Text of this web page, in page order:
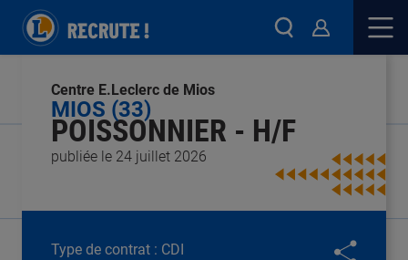
publiée le 24 juillet 2026
POISSONNIER - H/F
MIOS (33)
Centre E.Leclerc de Mios
Type de contrat : CDI